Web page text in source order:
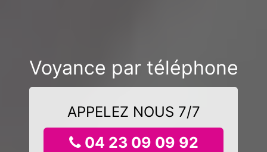
Voyance par téléphone
APPELEZ NOUS 7/7
04 23 09 09 92